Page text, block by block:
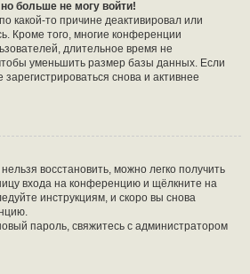
больше не могу войти!
какой-то причине деактивировал или
Кроме того, многие конференции
длительное время не
уменьшить размер базы данных. Если
снова и активнее
восстановить, можно легко получить
входа на конференцию и щёлкните на
инструкциям, и скоро вы снова
пароль, свяжитесь с администратором